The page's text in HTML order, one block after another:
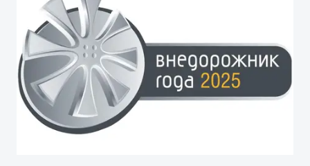
Яркий кроссовер
от 2 219 990 ₽*
Обзор В наличии
Автокредит
Трейд-ин
Страхование
Расчет КАСКО
ПОДДЕРЖКА
Гарантия Belgee
Belgee Линк
Belgee Клуб
Belgee Плюс
О дилерском центре
Правовая информация